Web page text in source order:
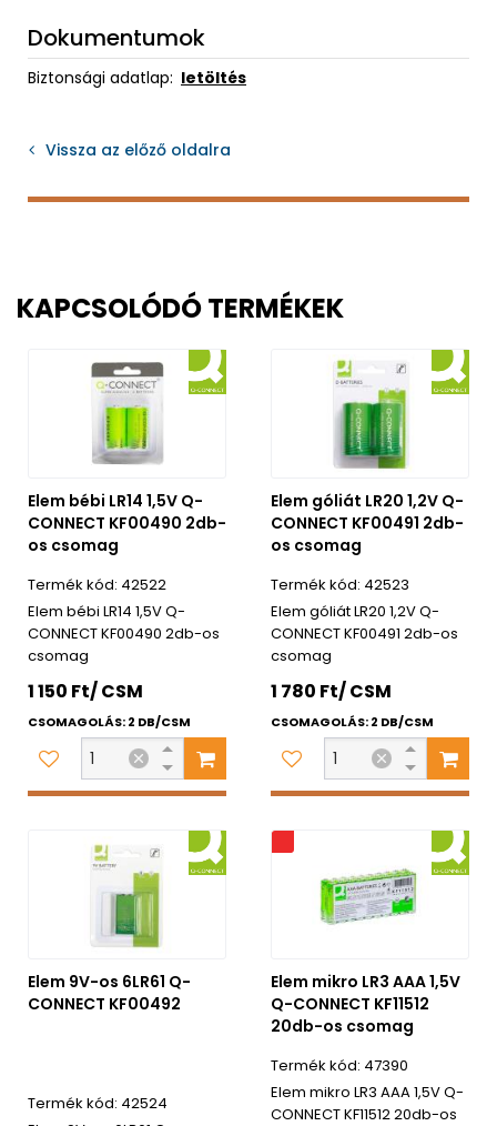
Dokumentumok
Biztonsági adatlap: letöltés
Vissza az előző oldalra
KAPCSOLÓDÓ TERMÉKEK
Elem bébi LR14 1,5V Q-
CONNECT KF00490 2db-
os csomag
42522
Elem bébi LR14 1,5V Q-
CONNECT KF00490 2db-os
csomag
1 150 Ft/ CSM
CSOMAGOLÁS: 2 DB/CSM
Elem góliát LR20 1,2V Q-
CONNECT KF00491 2db-
os csomag
42523
Elem góliát LR20 1,2V Q-
CONNECT KF00491 2db-os
csomag
1 780 Ft/ CSM
CSOMAGOLÁS: 2 DB/CSM
Elem 9V-os 6LR61 Q-
CONNECT KF00492
42524
Akciós
Elem mikro LR3 AAA 1,5V
Q-CONNECT KF11512
20db-os csomag
47390
Elem mikro LR3 AAA 1,5V Q-
CONNECT KF11512 20db-os